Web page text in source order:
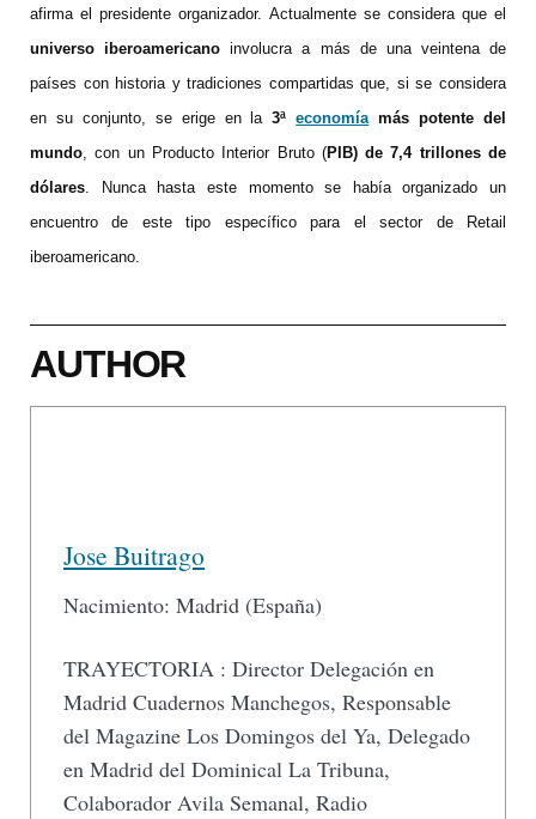
afirma el presidente organizador. Actualmente se considera que el
universo iberoamericano involucra a más de una veintena de
países con historia y tradiciones compartidas que, si se considera
en su conjunto, se erige en la3ªeconomía más potente del
mundo , con un Producto Interior Bruto (PIB) de 7,4 trillones de
dólares . Nunca hasta este momento se había organizado un
encuentro de este tipo específico para el sector de Retail
iberoamericano.
AUTHOR
Jose Buitrago
Nacimiento: Madrid (España)
TRAYECTORIA : Director Delegación en
Madrid Cuadernos Manchegos, Responsable
del Magazine Los Domingos del Ya, Delegado
en Madrid del Dominical La Tribuna,
Colaborador Avila Semanal, Radio